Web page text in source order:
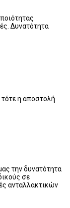
Δυνατότητα
τότε η αποστολή
την δυνατότητα
σε
ανταλλακτικών